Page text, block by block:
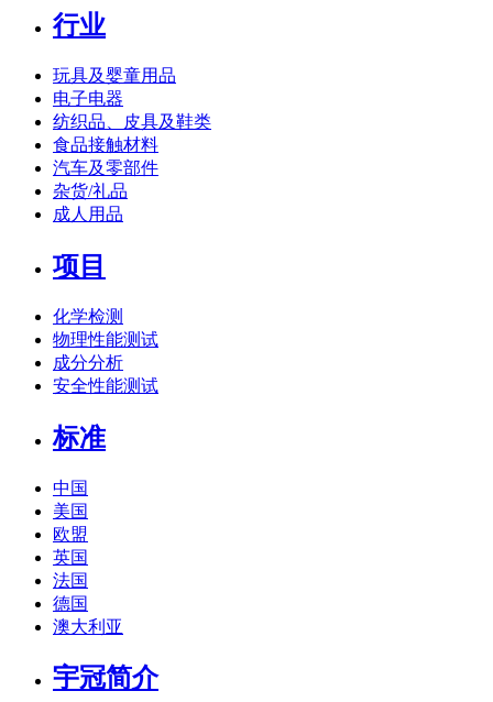
行业
玩具及婴童用品
电子电器
纺织品、皮具及鞋类
食品接触材料
汽车及零部件
杂货/礼品
成人用品
项目
化学检测
物理性能测试
成分分析
安全性能测试
标准
中国
美国
欧盟
英国
法国
德国
澳大利亚
宇冠简介